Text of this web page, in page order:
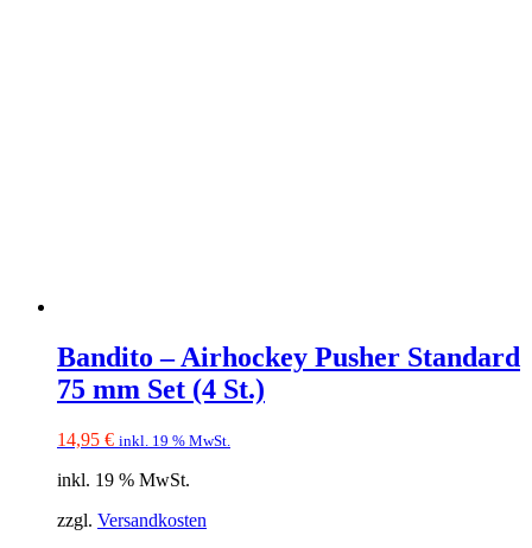
Bandito – Airhockey Pusher Standard
75 mm Set (4 St.)
14,95 € inkl. 19 % MwSt.
inkl. 19 % MwSt.
zzgl. Versandkosten